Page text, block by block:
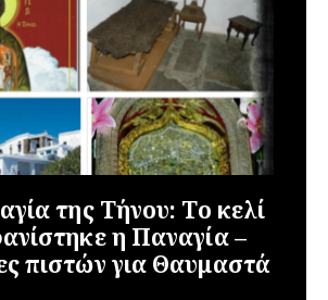
της Τήνου: Το κελί
η Παναγία –
πιστών για Θαυμαστά